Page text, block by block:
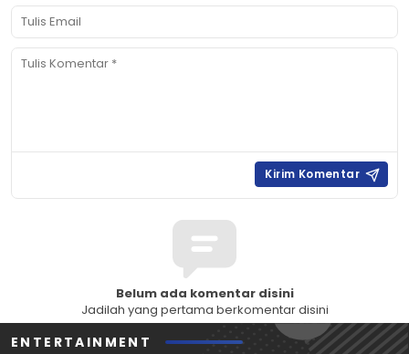
Belum ada komentar disini
Jadilah yang pertama berkomentar disini
ENTERTAINMENT